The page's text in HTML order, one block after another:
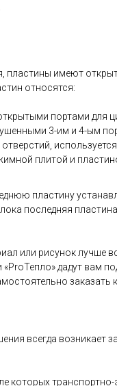
пластины имеют
относятся:
портами для
3-им и 4-ым
отверстий,
плитой и
пластину
последняя
или рисунок лучше
дадут вам
заказать
всегда возникает
которых